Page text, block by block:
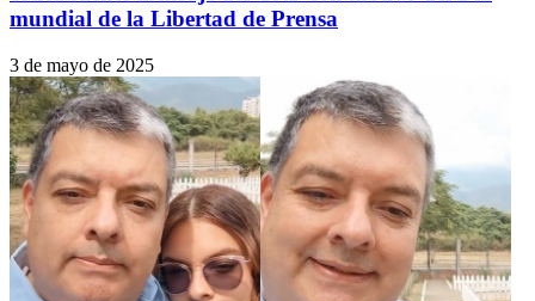
mundial de la Libertad de Prensa
3 de mayo de 2025